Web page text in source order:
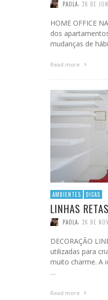
PAOLA 26 DE
HOME OFFICE
dos
mudanças de
Read more
AMBIENTES DICAS
LINHAS
PAOLA 26 DE
DECORAÇÃO
utilizadas para
muito charme. A
…
Read more